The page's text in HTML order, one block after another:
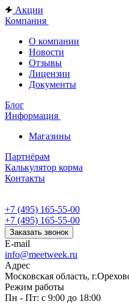
Акции
Компания
О компании
Новости
Отзывы
Лицензии
Документы
Блог
Информация
Магазины
Партнёрам
Калькулятор корма
Контакты
+7 (495) 165-55-00
+7 (495) 165-55-00
Заказать звонок
E-mail
info@meetweek.ru
Адрес
Московская область,
Режим работы
Пн - Пт: с 9:00 до 18:00